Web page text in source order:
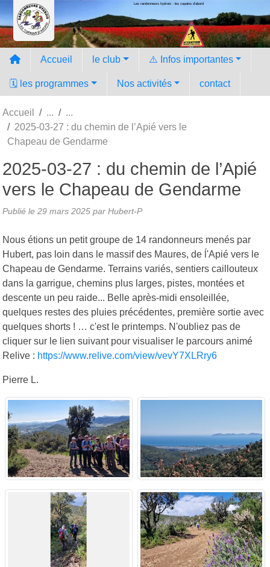
Les randonneurs hyèrois - les copains d'abord
Accueil le club ⚠️ Infos importantes
🗓️ les programmes Nos activités contact
Accueil
2025-03-27 : du chemin de l’Apié vers le
Chapeau de Gendarme
2025-03-27 : du chemin de l’Apié
vers le Chapeau de Gendarme
Publié le 29 mars 2025 par Hubert-P
Nous étions un petit groupe de 14 randonneurs menés par
Hubert, pas loin dans le massif des Maures, de ĺ'Apié vers le
Chapeau de Gendarme. Terrains variés, sentiers caillouteux
dans la garrigue, chemins plus larges, pistes, montées et
descente un peu raide... Belle après-midi ensoleillée,
quelques restes des pluies précédentes, première sortie avec
quelques shorts ! … c'est le printemps. N'oubliez pas de
cliquer sur le lien suivant pour visualiser le parcours animé
Relive : https://www.relive.com/view/vevY7XLRry6
Pierre L.
Panneau de gestion des cookies